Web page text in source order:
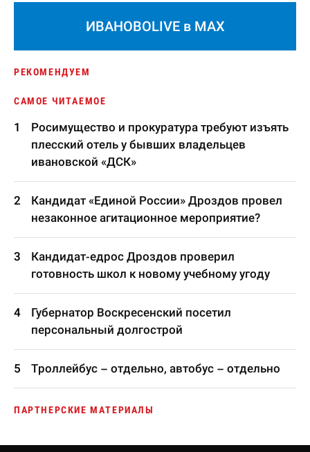
ИВАНОВОLIVE в MAX
РЕКОМЕНДУЕМ
САМОЕ ЧИТАЕМОЕ
Росимущество и прокуратура требуют изъять
плесский отель у бывших владельцев
ивановской «ДСК»
Кандидат «Единой России» Дроздов провел
незаконное агитационное мероприятие?
Кандидат-едрос Дроздов проверил
готовность школ к новому учебному угоду
Губернатор Воскресенский посетил
персональный долгострой
Троллейбус – отдельно, автобус – отдельно
ПАРТНЕРСКИЕ МАТЕРИАЛЫ